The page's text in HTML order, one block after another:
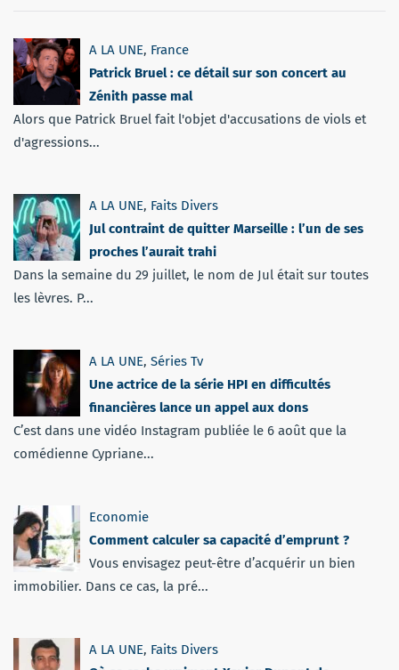
A LA UNE, France
Patrick Bruel : ce détail sur son concert au
Zénith passe mal
Alors que Patrick Bruel fait l'objet d'accusations de viols et
d'agressions...
A LA UNE, Faits Divers
Jul contraint de quitter Marseille : l’un de ses
proches l’aurait trahi
Dans la semaine du 29 juillet, le nom de Jul était sur toutes
les lèvres. P...
A LA UNE, Séries Tv
Une actrice de la série HPI en difficultés
financières lance un appel aux dons
C’est dans une vidéo Instagram publiée le 6 août que la
comédienne Cypriane...
Economie
Comment calculer sa capacité d’emprunt ?
Vous envisagez peut-être d’acquérir un bien
immobilier. Dans ce cas, la pré...
A LA UNE, Faits Divers